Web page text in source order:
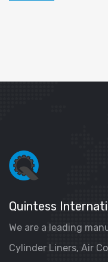
Quintess
We are a leading
Cylinder Liners, Air